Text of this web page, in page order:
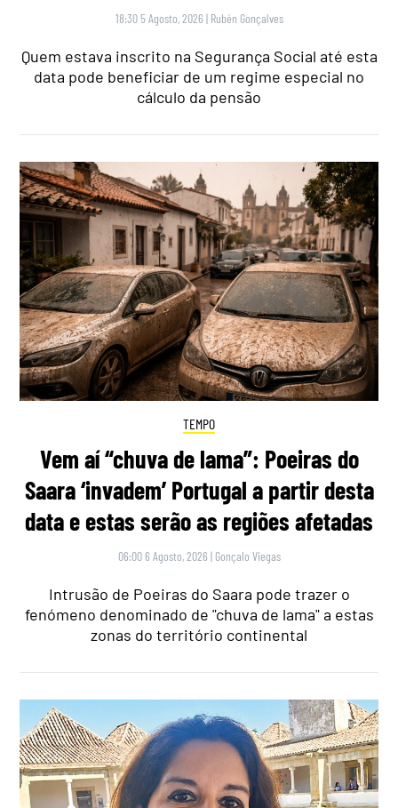
18:30 5 Agosto, 2026 | Rubén Gonçalves
Quem estava inscrito na Segurança Social até esta
data pode beneficiar de um regime especial no
cálculo da pensão
TEMPO
Vem aí “chuva de lama”: Poeiras do
Saara ‘invadem’ Portugal a partir desta
data e estas serão as regiões afetadas
06:00 6 Agosto, 2026 | Gonçalo Viegas
Intrusão de Poeiras do Saara pode trazer o
fenómeno denominado de "chuva de lama" a estas
zonas do território continental